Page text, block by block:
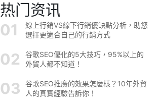
热门资讯
線上行銷VS線下行銷優缺點分析，助您
選擇更適合自己的行銷方式
谷歌SEO優化的5大技巧，95%以上的
外貿人都不知道！
谷歌SEO推廣的效果怎麼樣？10年外貿
人的真實經驗告訴你！